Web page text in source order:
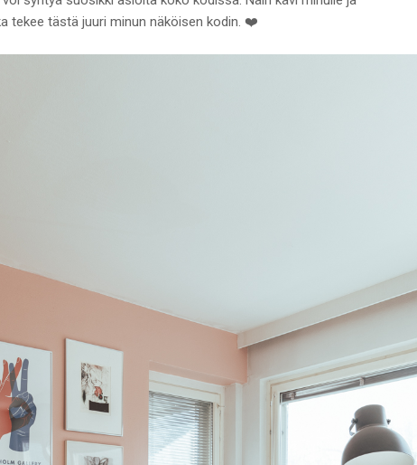
tekee tästä juuri minun näköisen kodin. ❤️